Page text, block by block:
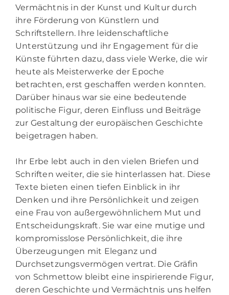
Vermächtnis in der Kunst und Kultur durch
ihre Förderung von Künstlern und
Schriftstellern. Ihre leidenschaftliche
Unterstützung und ihr Engagement für die
Künste führten dazu, dass viele Werke, die wir
heute als Meisterwerke der Epoche
betrachten, erst geschaffen werden konnten.
Darüber hinaus war sie eine bedeutende
politische Figur, deren Einfluss und Beiträge
zur Gestaltung der europäischen Geschichte
beigetragen haben.
Ihr Erbe lebt auch in den vielen Briefen und
Schriften weiter, die sie hinterlassen hat. Diese
Texte bieten einen tiefen Einblick in ihr
Denken und ihre Persönlichkeit und zeigen
eine Frau von außergewöhnlichem Mut und
Entscheidungskraft. Sie war eine mutige und
kompromisslose Persönlichkeit, die ihre
Überzeugungen mit Eleganz und
Durchsetzungsvermögen vertrat. Die Gräfin
von Schmettow bleibt eine inspirierende Figur,
deren Geschichte und Vermächtnis uns helfen